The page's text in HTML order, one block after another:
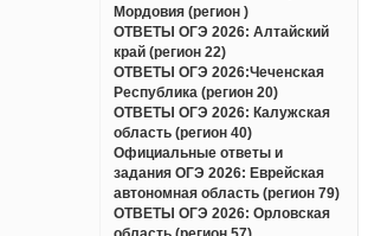
Мордовия (регион )
ОТВЕТЫ ОГЭ 2026: Алтайский
край (регион 22)
ОТВЕТЫ ОГЭ 2026:Чеченская
Республика (регион 20)
ОТВЕТЫ ОГЭ 2026: Калужская
область (регион 40)
Официальные ответы и
задания ОГЭ 2026: Еврейская
автономная область (регион 79)
ОТВЕТЫ ОГЭ 2026: Орловская
область (регион 57)